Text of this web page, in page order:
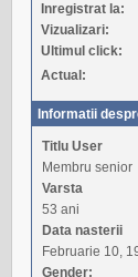
Inregistrat la:
Vizualizari:
Ultimul click:
Actual:
Informatii
Titlu User
Membru senior
Varsta
53 ani
Data nasterii
Februarie 10,
Gender: